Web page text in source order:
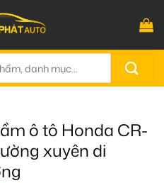
ô tô Honda CR-
xuyên di